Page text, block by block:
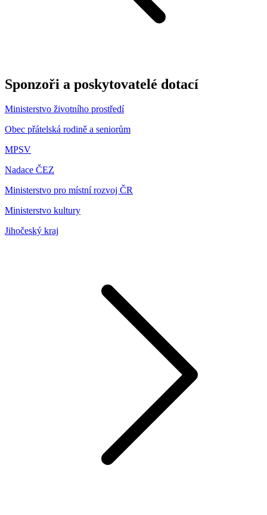
Sponzoři a poskytovatelé dotací
Ministerstvo životního prostředí
Obec přátelská rodině a seniorům
MPSV
Nadace ČEZ
Ministerstvo pro místní rozvoj ČR
Ministerstvo kultury
Jihočeský kraj